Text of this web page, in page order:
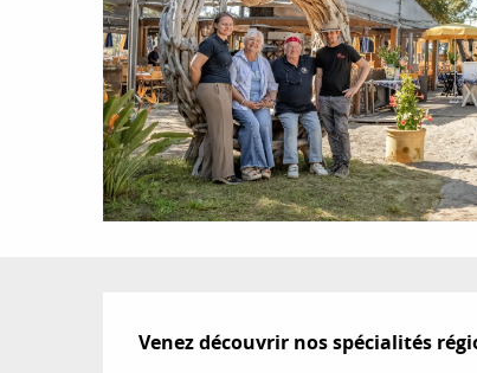
Description
Venez découvrir nos spécialités